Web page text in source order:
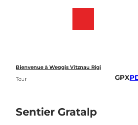
Bienvenue à Weggis Vitznau Rigi
Tour
GPX
Sentier Gratalp